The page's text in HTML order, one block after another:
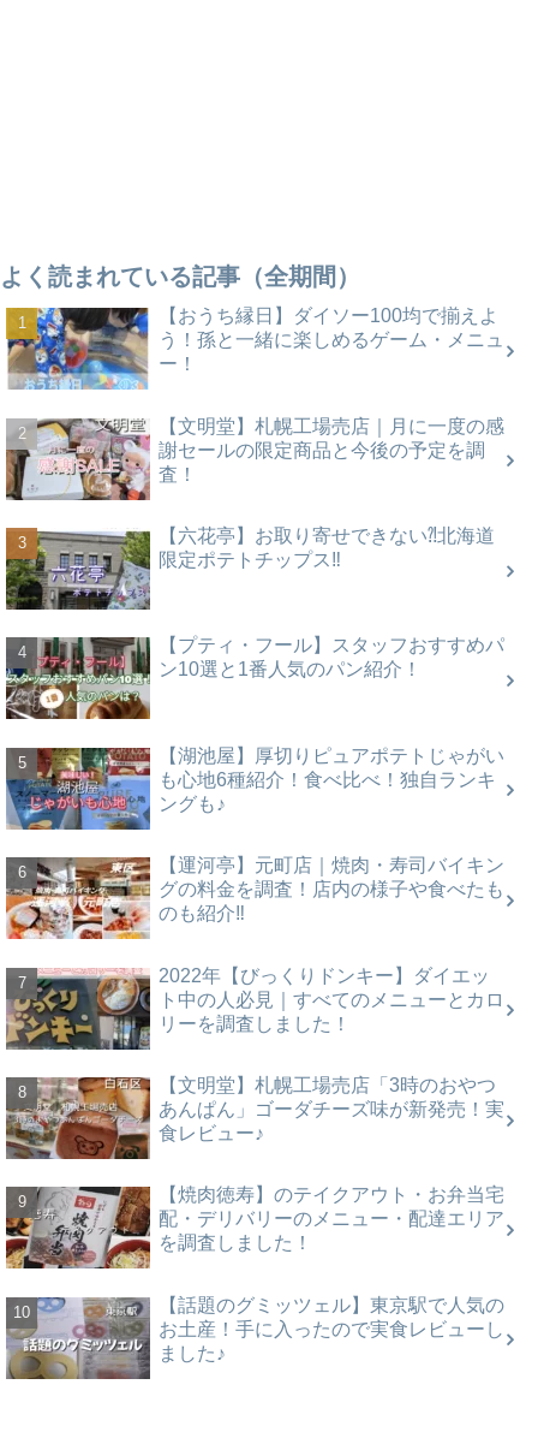
よく読まれている記事（全期間）
【おうち縁日】ダイソー100均で揃えよ
う！孫と一緒に楽しめるゲーム・メニュ
ー！
【文明堂】札幌工場売店｜月に一度の感
謝セールの限定商品と今後の予定を調
査！
【六花亭】お取り寄せできない⁈北海道
限定ポテトチップス‼
【プティ・フール】スタッフおすすめパ
ン10選と1番人気のパン紹介！
【湖池屋】厚切りピュアポテトじゃがい
も心地6種紹介！食べ比べ！独自ランキ
ングも♪
【運河亭】元町店｜焼肉・寿司バイキン
グの料金を調査！店内の様子や食べたも
のも紹介‼
2022年【びっくりドンキー】ダイエッ
ト中の人必見｜すべてのメニューとカロ
リーを調査しました！
【文明堂】札幌工場売店「3時のおやつ
あんぱん」ゴーダチーズ味が新発売！実
食レビュー♪
【焼肉徳寿】のテイクアウト・お弁当宅
配・デリバリーのメニュー・配達エリア
を調査しました！
【話題のグミッツェル】東京駅で人気の
お土産！手に入ったので実食レビューし
ました♪